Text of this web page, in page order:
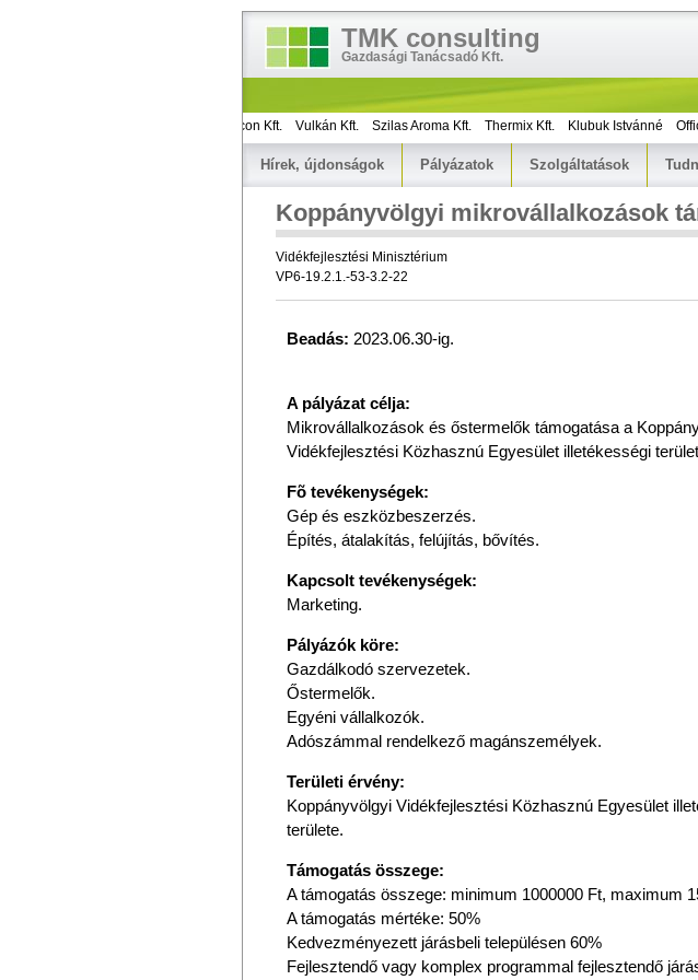
TMK consulting
Gazdasági Tanácsadó Kft.
Axicon Kft. Vulkán Kft. Szilas Aroma Kft. Thermix Kft. Klubuk Istvánné
Hírek, újdonságok Pályázatok Szolgáltatások
Koppányvölgyi mikrovállalkozások
Vidékfejlesztési Minisztérium
VP6-19.2.1.-53-3.2-22
Beadás: 2023.06.30-ig.
A pályázat célja:
Mikrovállalkozások és őstermelők támogatása a
Vidékfejlesztési Közhasznú Egyesület illetékességi
Fõ tevékenységek:
Gép és eszközbeszerzés.
Építés, átalakítás, felújítás, bővítés.
Kapcsolt tevékenységek:
Marketing.
Pályázók köre:
Gazdálkodó szervezetek.
Őstermelők.
Egyéni vállalkozók.
Adószámmal rendelkező magánszemélyek.
Területi érvény:
Koppányvölgyi Vidékfejlesztési Közhasznú Egyesület
területe.
Támogatás összege:
A támogatás összege: minimum 1000000 Ft, maximum
A támogatás mértéke: 50%
Kedvezményezett járásbeli településen 60%
Fejlesztendő vagy komplex programmal fejlesztendő